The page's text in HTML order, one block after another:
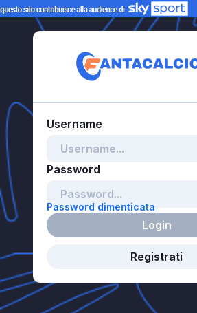
Password dimenticata
Login
Registrati